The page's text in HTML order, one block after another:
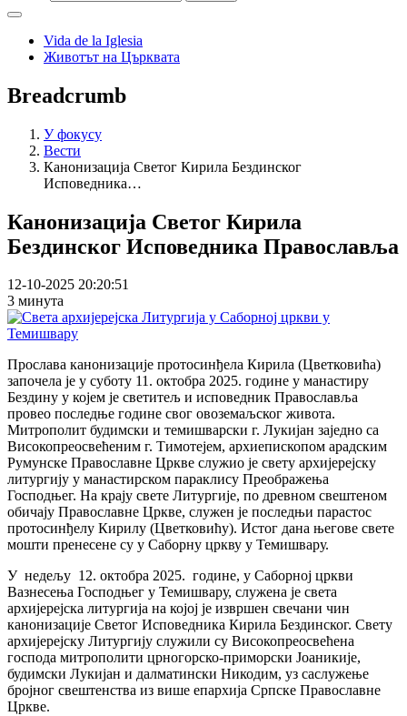
Vida de la Iglesia
Животът на Църквата
Breadcrumb
У фокусу
Вести
Канонизација Светог Кирила Бездинског
Исповедника…
Канонизација Светог Кирила
Бездинског Исповедника Православља
12-10-2025 20:20:51
3 минута
Прослава канонизације протосинђела Кирила (Цветковића)
започела је у суботу 11. октобра 2025. године у манастиру
Бездину у којем је светитељ и исповедник Православља
провео последње године свог овоземаљског живота.
Митрополит будимски и темишварски г. Лукијан заједно са
Високопреосвећеним г. Тимотејем, архиепископом арадским
Румунске Православне Цркве служио је свету архијерејску
литургију у манастирском параклису Преображења
Господњег. На крају свете Литургије, по древном свештеном
обичају Православне Цркве, служен је последњи парастос
протосинђелу Кирилу (Цветковићу). Истог дана његове свете
мошти пренесене су у Саборну цркву у Темишвару.
У недељу 12. октобра 2025. године, у Саборној цркви
Вазнесења Господњег у Темишвару, служена је света
архијерејска литургија на којој је извршен свечани чин
канонизације Светог Исповедника Кирила Бездинског. Свету
архијерејску Литургију служили су Високопреосвећена
господа митрополити црногорско-приморски Јоаникије,
будимски Лукијан и далматински Никодим, уз саслужење
бројног свештенства из више епархија Српске Православне
Цркве.